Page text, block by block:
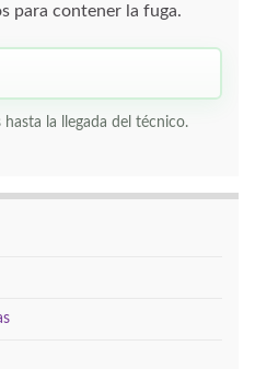
para contener la fuga.
la llegada del técnico.